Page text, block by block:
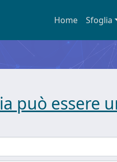
Home Sfoglia
può essere